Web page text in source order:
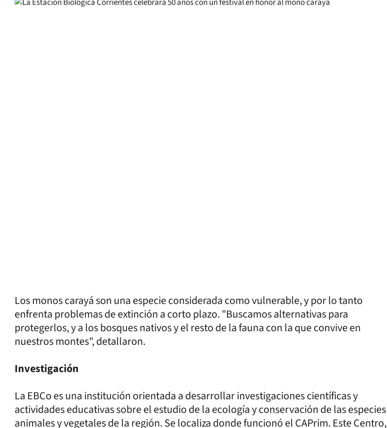
Los monos carayá son una especie considerada como vulnerable, y por lo tanto
enfrenta problemas de extinción a corto plazo. "Buscamos alternativas para
protegerlos, y a los bosques nativos y el resto de la fauna con la que convive en
nuestros montes", detallaron.
Investigación
La EBCo es una institución orientada a desarrollar investigaciones científicas y
actividades educativas sobre el estudio de la ecología y conservación de las especies
animales y vegetales de la región. Se localiza donde funcionó el CAPrim. Este Centro,